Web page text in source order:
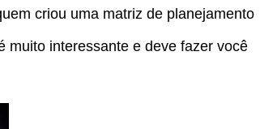
criou uma matriz de planejamento
muito interessante e deve fazer você